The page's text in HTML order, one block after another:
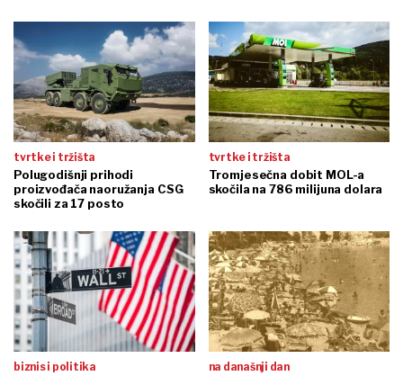
tvrtke i tržišta
Polugodišnji prihodi
proizvođača naoružanja CSG
skočili za 17 posto
tvrtke i tržišta
Tromjesečna dobit MOL-a
skočila na 786 milijuna dolara
biznis i politika na današnji dan